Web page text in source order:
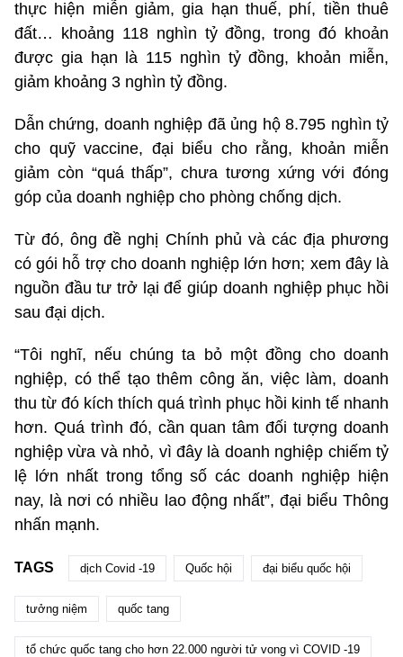
thực hiện miễn giảm, gia hạn thuế, phí, tiền thuê
đất… khoảng 118 nghìn tỷ đồng, trong đó khoản
được gia hạn là 115 nghìn tỷ đồng, khoản miễn,
giảm khoảng 3 nghìn tỷ đồng.
Dẫn chứng, doanh nghiệp đã ủng hộ 8.795 nghìn tỷ
cho quỹ vaccine, đại biểu cho rằng, khoản miễn
giảm còn “quá thấp”, chưa tương xứng với đóng
góp của doanh nghiệp cho phòng chống dịch.
Từ đó, ông đề nghị Chính phủ và các địa phương
có gói hỗ trợ cho doanh nghiệp lớn hơn; xem đây là
nguồn đầu tư trở lại để giúp doanh nghiệp phục hồi
sau đại dịch.
“Tôi nghĩ, nếu chúng ta bỏ một đồng cho doanh
nghiệp, có thể tạo thêm công ăn, việc làm, doanh
thu từ đó kích thích quá trình phục hồi kinh tế nhanh
hơn. Quá trình đó, cần quan tâm đối tượng doanh
nghiệp vừa và nhỏ, vì đây là doanh nghiệp chiếm tỷ
lệ lớn nhất trong tổng số các doanh nghiệp hiện
nay, là nơi có nhiều lao động nhất”, đại biểu Thông
nhấn mạnh.
TAGS dịch Covid -19 Quốc hội đại biểu quốc hội
tưởng niệm quốc tang
tổ chức quốc tang cho hơn 22.000 người tử vong vì COVID -19